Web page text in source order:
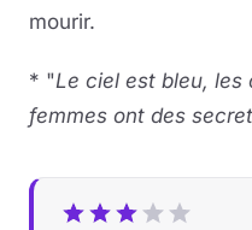
mourir.
* "Le ciel est bleu, les
femmes ont des